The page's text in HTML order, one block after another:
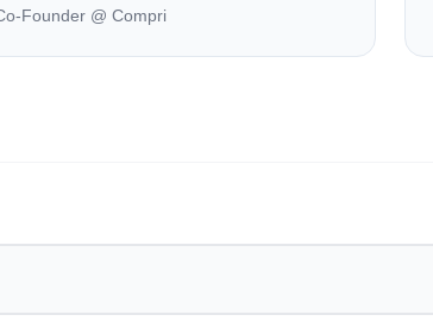
Founder @ Compri